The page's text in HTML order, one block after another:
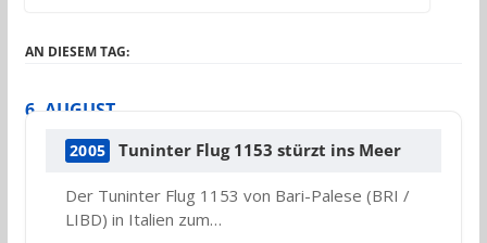
AN DIESEM TAG:
6. AUGUST
2005 Tuninter Flug 1153 stürzt ins Meer
Der Tuninter Flug 1153 von Bari-Palese (BRI /
LIBD) in Italien zum…